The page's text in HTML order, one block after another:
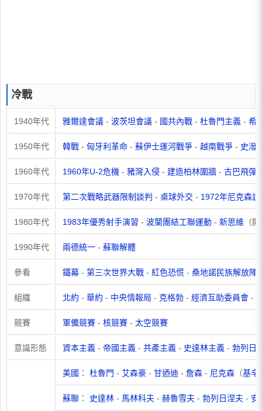
冷戰
1940年代 雅爾達會議 - 波茨坦會議 - 國共內戰 - 杜魯門主義 - 希
1950年代 韓戰 - 匈牙利革命 - 蘇伊士運河戰爭 - 越南戰爭 - 史潑
1960年代 1960年U-2危機 - 豬灣入侵 - 建造柏林圍牆 - 古巴飛彈
1970年代 第二次戰略武器限制談判 - 桌球外交 - 1972年尼克森訪
1980年代 1983年優秀射手演習 - 波蘭團結工聯運動 - 新思維 （
1990年代 兩德統一 - 蘇聯解體
參看 鐵幕 - 第三次世界大戰 - 紅色恐慌 - 桑地諾民族解放陣
組織 北約 - 華約 - 中央情報局 - 克格勃 - 經濟互助委員會 -
競賽 軍備競賽 - 核競賽 - 太空競賽
意識形態 資本主義 - 帝國主義 - 共產主義 - 史達林主義 - 勃列日
美國 ： 杜魯門 - 艾森豪 - 甘迺迪 - 詹森 - 尼克森 （基辛
蘇聯 ： 史達林 - 馬林科夫 - 赫魯雪夫 - 勃列日涅夫 - 安